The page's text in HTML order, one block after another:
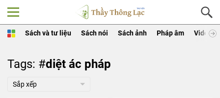
Sách và tư liệu Sách nói Sách ảnh Pháp âm Video
Tags: #diệt ác pháp